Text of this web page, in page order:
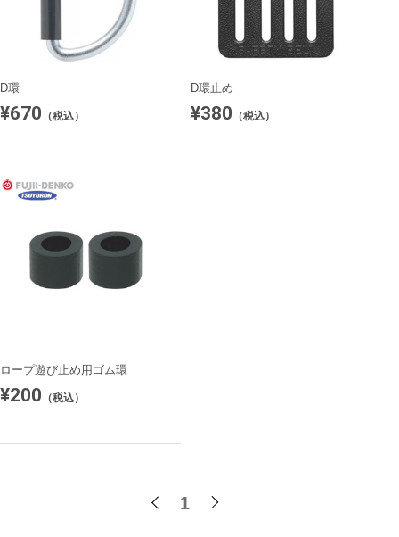
D環
¥670 （税込）
D環止め
¥380 （税込）
ロープ遊び止め用ゴム環
¥200 （税込）
1